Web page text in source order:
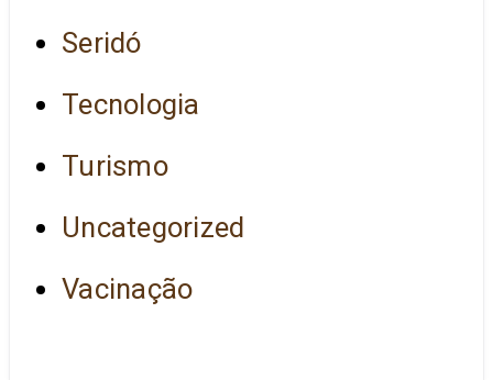
Seridó
Tecnologia
Turismo
Uncategorized
Vacinação